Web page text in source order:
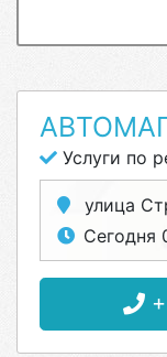
Услуги по
улица
Сегодня